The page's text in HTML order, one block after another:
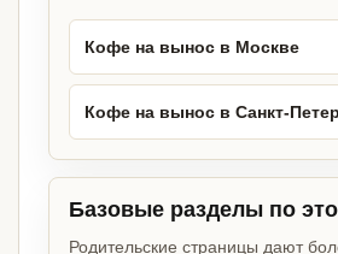
Кофе на вынос в Москве
Кофе на вынос в Санкт-
Базовые разделы по
Родительские страницы дают